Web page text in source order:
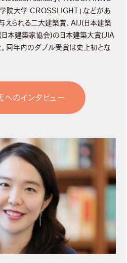
院大学 CROSSLIGHT」などがあ
えられる二大建築賞、AIJ(日本建築
本建築家協会)の日本建築大賞(JIA
同年内のダブル受賞は史上初とな
のインタビュー